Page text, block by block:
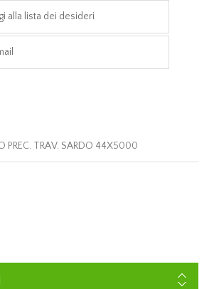
alla lista dei desideri
PREC. TRAV. SARDO 44X5000